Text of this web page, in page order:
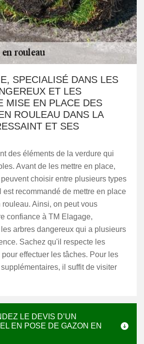
SPECIALISÉ DANS LES
ET LES
MISE EN PLACE DES
ROULEAU DANS LA
ET SES
des éléments de la verdure qui
Avant de les mettre en place,
choisir entre plusieurs types
est recommandé de mettre en place
Ainsi, on peut vous
confiance à TM Elagage,
arbres dangereux qui a plusieurs
Sachez qu'il respecte les
effectuer les tâches. Pour les
il suffit de visiter
LE DEVIS D’UN
EN POSE DE GAZON EN